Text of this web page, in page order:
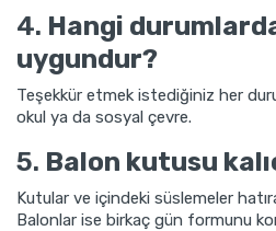
4. Hangi
uygundur?
Teşekkür etmek istediğiniz her
okul ya da sosyal çevre.
5. Balon kutusu
Kutular ve içindeki süslemeler
Balonlar ise birkaç gün formunu